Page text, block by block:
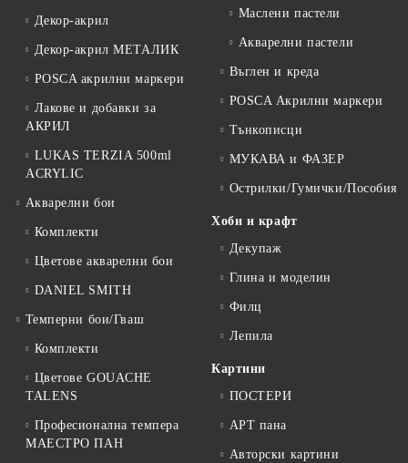
Декор-акрил
Декор-акрил МЕТАЛИК
POSCA акрилни маркери
Лакове и добавки за
АКРИЛ
LUKAS TERZIA 500ml
ACRYLIC
Акварелни бои
Комплекти
Цветове акварелни бои
DANIEL SMITH
Темперни бои/Гваш
Комплекти
Цветове GOUACHE
TALENS
Професионална темпера
МАЕСТРО ПАН
Маслени пастели
Акварелни пастели
Въглен и креда
POSCA Акрилни маркери
Тънкописци
МУКАВА и ФАЗЕР
Острилки/Гумички/Пособия
Хоби и крафт
Декупаж
Глина и моделин
Филц
Лепила
Картини
ПОСТЕРИ
АРТ пана
Авторски картини